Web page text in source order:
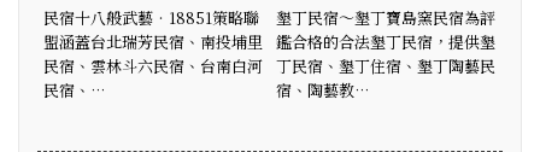
民宿十八般武藝‧18851策略聯
盟涵蓋台北瑞芳民宿、南投埔里
民宿、雲林斗六民宿、台南白河
民宿、…
墾丁民宿～墾丁寶島窯民宿為評
鑑合格的合法墾丁民宿，提供墾
丁民宿、墾丁住宿、墾丁陶藝民
宿、陶藝教…